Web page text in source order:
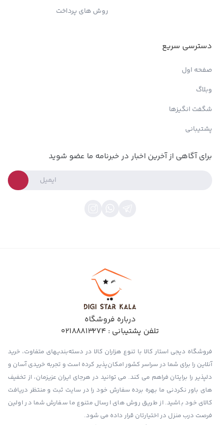
روش های پرداخت
دسترسی سریع
صفحه اول
وبلاگ
شگفت انگیزها
پشتیبانی
برای آگاهی از آخرین اخبار در خبرنامه ما عضو شوید
درباره فروشگاه
تلفن پشتیبانی : 02188813274
فروشگاه دیجی استار کالا با تنوع هزاران کالا در دسته‌بندیهای متفاوت، خرید
آنلاین را برای شما در سراسر کشور امکان‌پذیر کرده است و تجربه خریدی آسان و
دلپذیر را برایتان فراهم می کند. می توانید در هرجای ایران عزیزمان، از تخفیف
های باور نکردنی ما بهره برده سفارش خود را در سایت ثبت و منتظر دریافت
کالای خود باشید. از طریق روش های ارسال متنوع ما سفارش شما در اولین
فرصت درب منزل در اختیارتان قرار داده می شود.